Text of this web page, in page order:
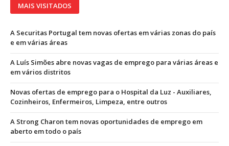
MAIS VISITADOS
A Securitas Portugal tem novas ofertas em várias zonas do país
e em várias áreas
A Luís Simões abre novas vagas de emprego para várias áreas e
em vários distritos
Novas ofertas de emprego para o Hospital da Luz - Auxiliares,
Cozinheiros, Enfermeiros, Limpeza, entre outros
A Strong Charon tem novas oportunidades de emprego em
aberto em todo o país